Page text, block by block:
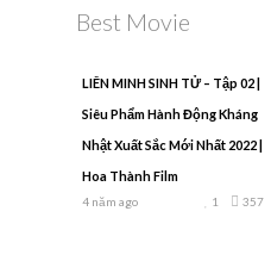
Best Movie
LIÊN MINH SINH TỬ – Tập 02 |
Siêu Phẩm Hành Động Kháng
Nhật Xuất Sắc Mới Nhất 2022 |
Hoa Thành Film
4 năm ago 357
1